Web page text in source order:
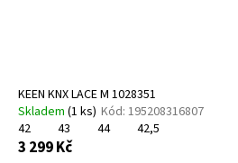
KEEN KNX LACE M 1028351
Skladem (1 ks) Kód: 195208316807
42
43 44 42,5
3 299 Kč